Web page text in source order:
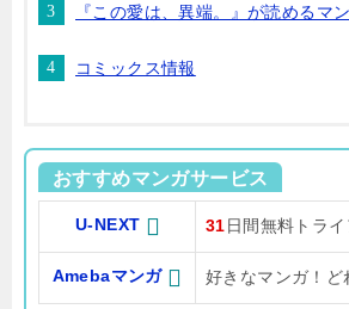
『この愛は、異端。』が読めるマ
コミックス情報
おすすめマンガサービス
U-NEXT 31 日間無料トラ
Amebaマンガ 好きなマンガ！ど